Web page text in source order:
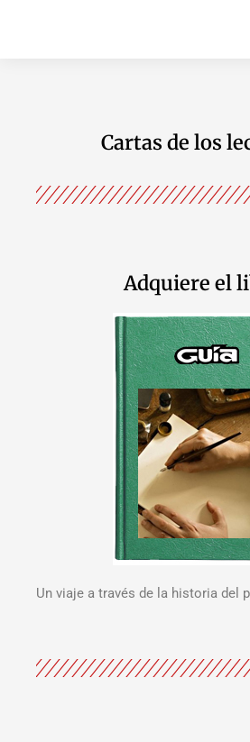
Cartas de los
Adquiere el
Un viaje a través de la historia del